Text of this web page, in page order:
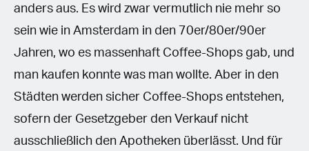
anders aus. Es wird zwar vermutlich nie mehr so
sein wie in Amsterdam in den 70er/80er/90er
Jahren, wo es massenhaft Coffee-Shops gab, und
man kaufen konnte was man wollte. Aber in den
Städten werden sicher Coffee-Shops entstehen,
sofern der Gesetzgeber den Verkauf nicht
ausschließlich den Apotheken überlässt. Und für